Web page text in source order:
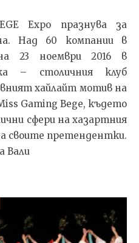
Expo празнува за
Над 60 компании в
23 ноември 2016 в
– столичния клуб
хайлайт мотив на
Gaming Bege, където
сфери на хазартния
своите претендентки.
Вали